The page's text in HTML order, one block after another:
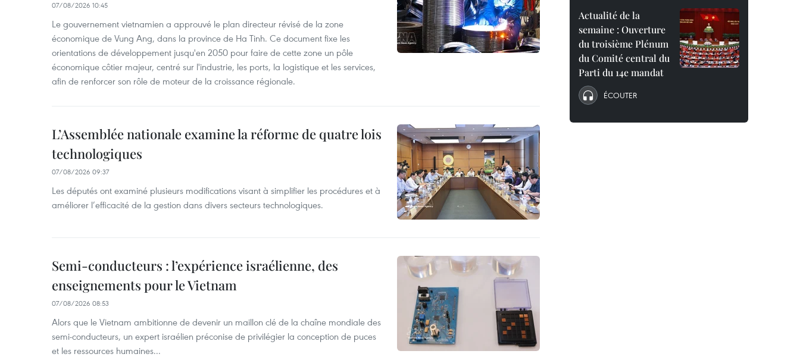
07/08/2026 10:45
Le gouvernement vietnamien a approuvé le plan directeur révisé de la zone
économique de Vung Ang, dans la province de Ha Tinh. Ce document fixe les
orientations de développement jusqu'en 2050 pour faire de cette zone un pôle
économique côtier majeur, centré sur l'industrie, les ports, la logistique et les services,
afin de renforcer son rôle de moteur de la croissance régionale.
L’Assemblée nationale examine la réforme de quatre lois
technologiques
07/08/2026 09:37
Les députés ont examiné plusieurs modifications visant à simplifier les procédures et à
améliorer l’efficacité de la gestion dans divers secteurs technologiques.
Semi-conducteurs : l’expérience israélienne, des
enseignements pour le Vietnam
07/08/2026 08:53
Alors que le Vietnam ambitionne de devenir un maillon clé de la chaîne mondiale des
semi-conducteurs, un expert israélien préconise de privilégier la conception de puces
et les ressources humaines...
Actualité de la
semaine : Ouverture
du troisième Plénum
du Comité central du
Parti du 14e mandat
ÉCOUTER